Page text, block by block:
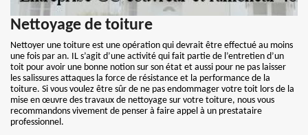
Nettoyage de toiture
Nettoyer une toiture est une opération qui devrait être effectué au moins
une fois par an. IL s’agit d’une activité qui fait partie de l’entretien d’un
toit pour avoir une bonne notion sur son état et aussi pour ne pas laisser
les salissures attaques la force de résistance et la performance de la
toiture. Si vous voulez être sûr de ne pas endommager votre toit lors de la
mise en œuvre des travaux de nettoyage sur votre toiture, nous vous
recommandons vivement de penser à faire appel à un prestataire
professionnel.